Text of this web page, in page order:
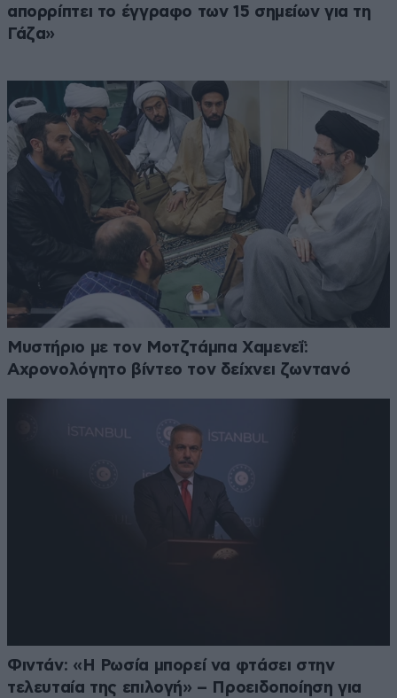
απορρίπτει το έγγραφο των 15 σημείων για τη
Γάζα»
Μυστήριο με τον Μοτζτάμπα Χαμενεΐ:
Αχρονολόγητο βίντεο τον δείχνει ζωντανό
Φιντάν: «Η Ρωσία μπορεί να φτάσει στην
τελευταία της επιλογή» – Προειδοποίηση για